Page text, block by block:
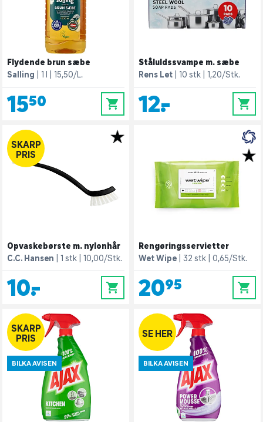
Flydende brun sæbe
Salling
1 l 15,50/L.
15,50 0
Ståluldssvampe m. sæbe
Rens Let
10 stk 1,20/Stk.
12,- 0
SKARP
PRIS
Opvaskebørste m. nylonhår
C.C. Hansen
1 stk 10,00/Stk.
10,- 0
Rengøringsservietter
Wet Wipe
32 stk 0,65/Stk.
20,95 0
SKARP
PRIS
BILKA AVISEN
SE HER
BILKA AVISEN